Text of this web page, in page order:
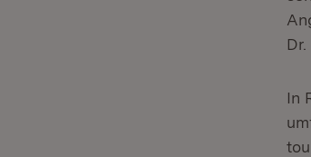
In